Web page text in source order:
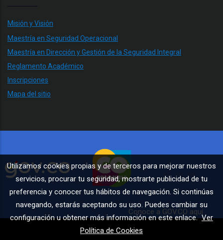
Misión y Visión
Maestría en Seguridad Operacional
Maestría en Dirección y Gestión de la Seguridad Integral
Reglamento Académico
Inscripciones
Mapa del sitio
Conoce a GOV.CO aquí
Utilizamos cookies propias y de terceros para mejorar nuestros
servicios, procurar tu seguridad, mostrarte publicidad de tu
preferencia y conocer tus hábitos de navegación. Si continúas
navegando, estarás aceptando su uso. Puedes cambiar su
configuración u obtener más información en este enlace.Ver
Política de Cookies